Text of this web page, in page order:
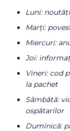
Luni:
Marți:
Miercuri:
Joi:
Vineri: cod
la pachet
Sâmbătă:
ospătarilor
Duminică: